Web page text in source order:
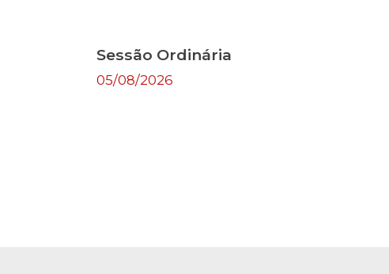
Sessão Ordinária
05/08/2026